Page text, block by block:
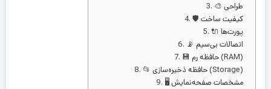
🎨 طراحی
🛡️ کیفیت ساخت
🔌 پورت‌ها
📡 اتصالات بی‌سیم
💾 حافظه رم (RAM)
📂 حافظه ذخیره‌سازی (Storage)
🖥️ مشخصات صفحه‌نمایش